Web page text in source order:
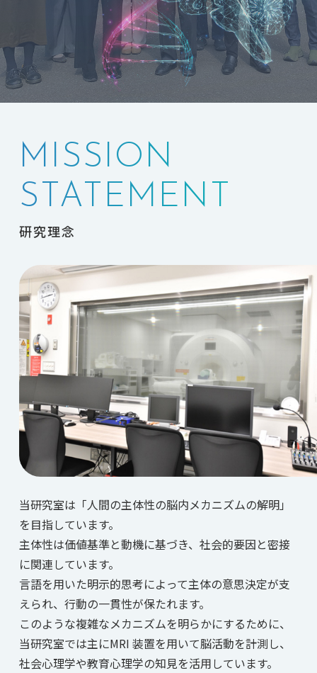
MISSION
STATEMENT
研究理念
当研究室は「人間の主体性の脳内メカニズムの解明」
を目指しています。
主体性は価値基準と動機に基づき、社会的要因と密接
に関連しています。
言語を用いた明示的思考によって主体の意思決定が支
えられ、行動の一貫性が保たれます。
このような複雑なメカニズムを明らかにするために、
当研究室では主にMRI 装置を用いて脳活動を計測し、
社会心理学や教育心理学の知見を活用しています。